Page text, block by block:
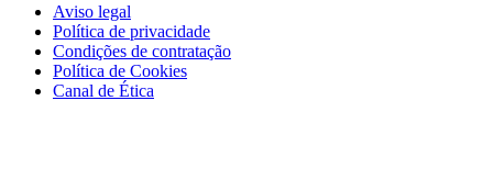
Aviso legal
Política de privacidade
Condições de contratação
Política de Cookies
Canal de Ética